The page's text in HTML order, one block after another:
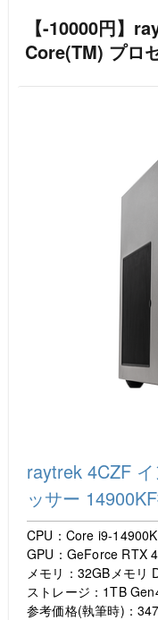
【-10000円】
Core(TM) プロ
raytrek 4CZF
ッサー
CPU：Core i9-
GPU：GeForce RTX
メモリ：32GBメモリ
ストレージ：1TB
参考価格(執筆時)：